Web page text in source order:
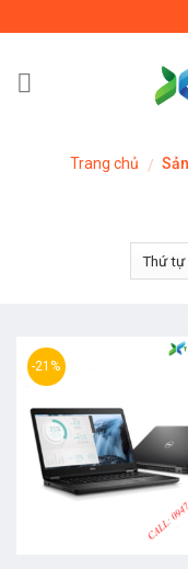
to
Trang chủ /
-21%